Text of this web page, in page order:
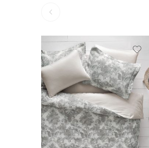
10,755₽–17,716₽
1,5 СПАЛЬНЫЙ
ЕВРО СТАНДАРТ